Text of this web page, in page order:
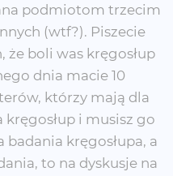
podmiotom trzecim
(wtf?). Piszecie
że boli was kręgosłup
dnia macie 10
którzy mają dla
kręgosłup i musisz go
badania kręgosłupa, a
to na dyskusje na